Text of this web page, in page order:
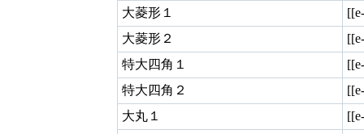
大菱形１
大菱形２
特大四角１
特大四角２
大丸１